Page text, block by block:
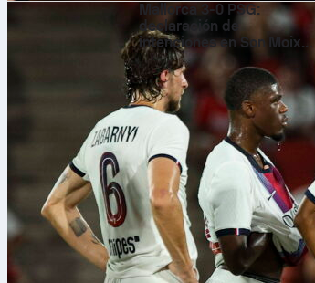
Mallorca 3-0 PSG:
declaración de
intenciones en Son Moix
en pretemporada